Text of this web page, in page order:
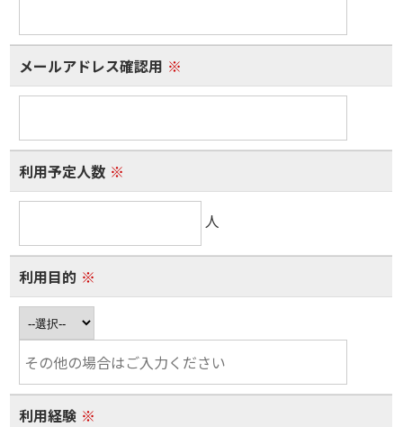
メールアドレス確認用 ※
利用予定人数 ※
人
利用目的 ※
利用経験 ※